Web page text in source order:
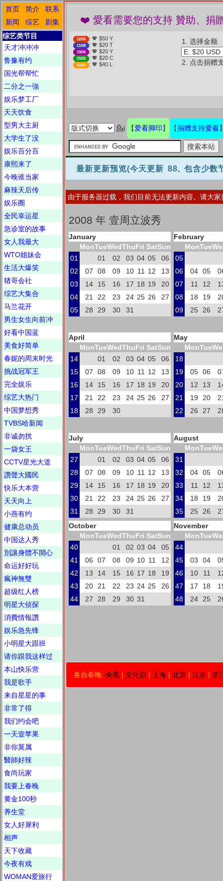
首页 简介
联系
新闻
综艺
剧集
综艺类节目
天才冲冲冲
鲁豫有约
国光帮帮忙
二分之一強
娱乐梦工厂
天天饮食
型男大主厨
大学生了没
娱乐百分百
康熙来了
今晚谁当家
麻辣天后传
娱乐圈
全民幸运星
急诊室的故事
女人我最大
WTO姐妹会
生活大爆笑
猪哥会社
综艺大集合
马兰花开
男生女生向前冲
好看中国蓝
美食好简单
春妮的周末时光
挑战冠军王
完全娱乐
综艺大热门
中国梦想秀
TVBS哈新闻
非诚勿扰
一袋女王
CCTV星光大道
讚聲大國民
快乐大本营
天天向上
小燕有约
健康总动员
中国达人秀
別讓身體不開心
命运好好玩
瘋神無雙
超级红人榜
明星大侦探
消費情報讚
娱乐急先锋
小明星大跟班
请你跟我这样过
本山快乐营
我是歌手
来自星星的事
非常了得
我们约会吧
一天壹苹果
非你莫属
醫師好辣
食尚玩家
我要上春晚
黄金100秒
养生堂
女人好犀利
相声
天下收藏
今夜有戏
WOMAN爱旅行
❤️ 愛看需要您的支持 贊助、捐贈愛看
12/08 : 💖 $50 Y
11/08 : 💖 $20 T
19/06 : 💖 $20 Y
20/05 : 💖 $20 C
11/05 : 💖 $40 L
1. 选择金额
2. 点击捐赠
💁ℹ 【爱看脚印】 【捐赠支持爱看
最新更新预览(今天更新 88, 包含少数
由于服务器过载，我们目前无法更新内容。请大
2008 年 壹周立波秀
January
MonTueWedThuFri SatSun
01
01 02 03 04 05
06
02
07 08 09 10 11 12
13
03
14 15 16 17 18 19
20
04
21 22 23 24 25 26
27
05
28 29 30 31
February
MonTue
05
06
04 05
07
11 12
08
18 19
09
25 26
April
MonTueWedThuFri SatSun
14
01 02 03 04 05
06
15
07 08 09 10 11 12
13
16
14 15 16 17 18 19
20
17
21 22 23 24 25 26
27
18
28 29 30
May
MonTue
18
19
05 06
20
12 13
21
19 20
22
26 27
July
MonTueWedThuFri SatSun
27
01 02 03 04 05
06
28
07 08 09 10 11 12
13
29
14 15 16 17 18 19
20
30
21 22 23 24 25 26
27
31
28 29 30 31
August
MonTue
31
32
04 05
33
11 12
34
18 19
35
25 26
October
MonTueWedThuFri SatSun
40
01 02 03 04
05
41
06 07 08 09 10 11
12
42
13 14 15 16 17 18
19
43
20 21 22 23 24 25
26
44
27 28 29 30 31
November
MonTue
44
45
03 04
46
10 11
47
17 18
48
24 25
各台春晚: 央视 | 文化部 | 上海 | 北京 | 江苏 | 浙